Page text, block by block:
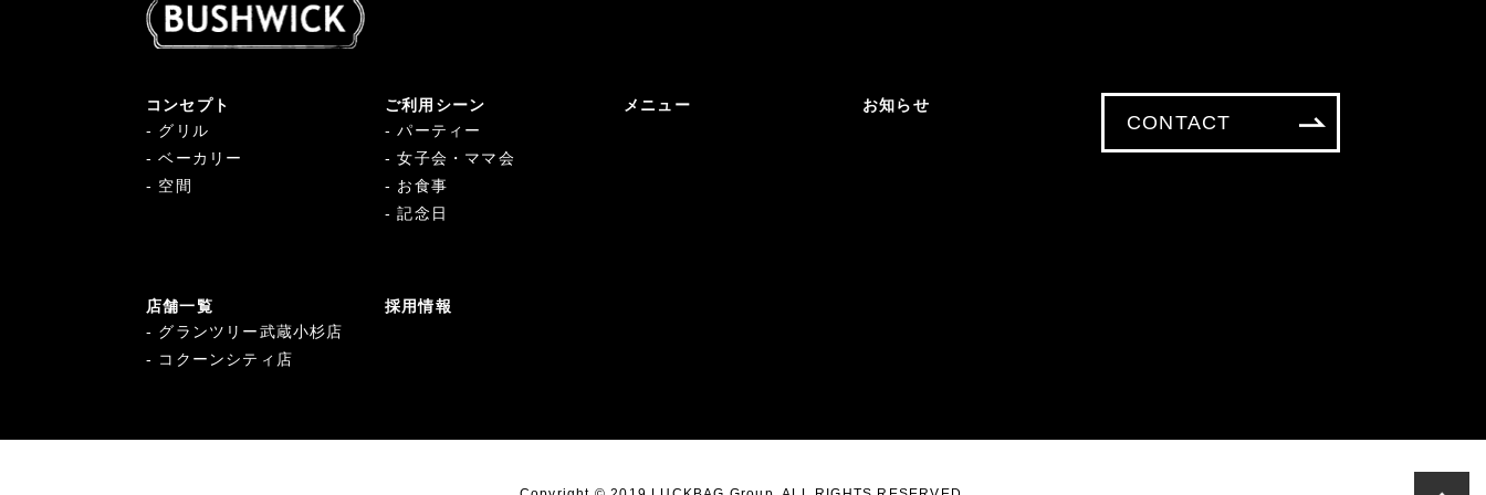
CONTACT
コンセプト
グリル
ベーカリー
空間
ご利用シーン
パーティー
女子会・ママ会
お食事
記念日
メニュー お知らせ
店舗一覧
グランツリー武蔵小杉店
コクーンシティ店
採用情報